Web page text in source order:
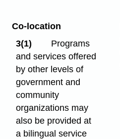
Co-location
3(1)
Programs
and services offered
by other levels of
government and
community
organizations may
also be provided at
a bilingual service